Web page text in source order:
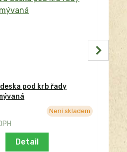
pod krb řady
Není skladem
Detail